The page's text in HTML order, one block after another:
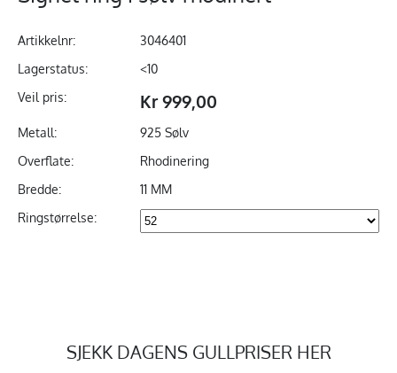
Artikkelnr:
3046401
Lagerstatus:
<10
Veil pris:
Kr 999,00
Metall:
925 Sølv
Overflate:
Rhodinering
Bredde:
11 MM
Ringstørrelse:
SJEKK DAGENS GULLPRISER HER